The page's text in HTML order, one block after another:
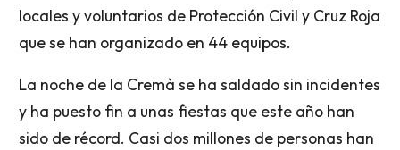
locales y voluntarios de Protección Civil y Cruz Roja
que se han organizado en 44 equipos.
La noche de la Cremà se ha saldado sin incidentes
y ha puesto fin a unas fiestas que este año han
sido de récord. Casi dos millones de personas han